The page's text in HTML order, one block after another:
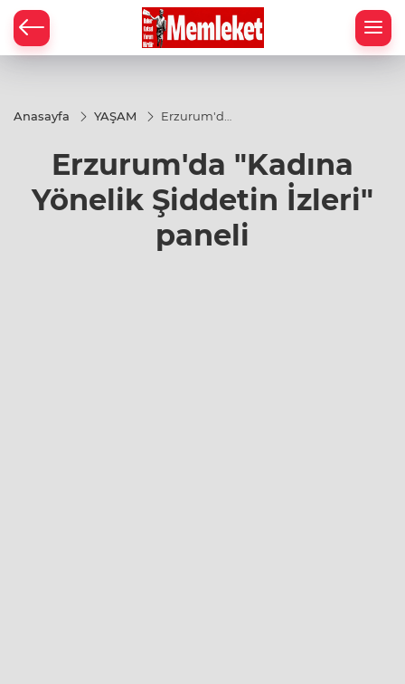
Anasayfa YAŞAM
Erzurum'da
Şiddetin
İzleri"
paneli
Erzurum'da "Kadına
Yönelik Şiddetin İzleri"
paneli